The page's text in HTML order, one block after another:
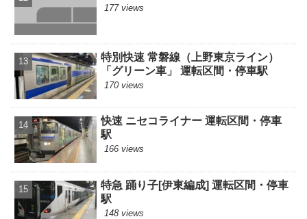
177 views
特別快速 常磐線（上野東京ライン）
「グリーン車」 運転区間・停車駅
170 views
快速 ニセコライナー 運転区間・停車
駅
166 views
特急 踊り子[伊東編成] 運転区間・停車
駅
148 views